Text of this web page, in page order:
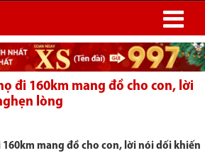
đi 160km mang đồ cho con, lời
lòng
160km mang đồ cho con, lời nói dối khiến